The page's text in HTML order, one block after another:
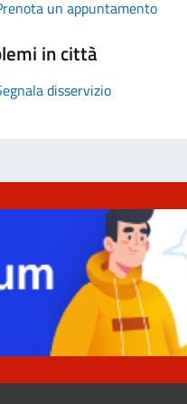
un appuntamento
in città
disservizio